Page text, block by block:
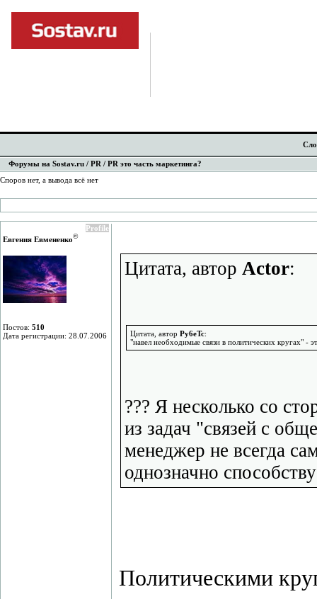
Форумы на Sostav.ru / PR / PR это часть маркетинга?
Споров нет, а вывода всё нет
Profile
Евгения Евмененко©
Постов: 510
Дата регистрации: 28.07.2006
Цитата, автор Actor:
Цитата, автор Py6eTc:
"навел необходимые связи в политических кругах" -
??? Я несколько со
из задач "связей с
менеджер не всегда
однозначно
Политическими